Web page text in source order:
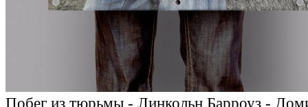
Побег из тюрьмы - Линкольн Барроуз -